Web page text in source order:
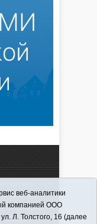
финансовой
области
веб-аналитики
компанией ООО
Л. Толстого, 16 (далее